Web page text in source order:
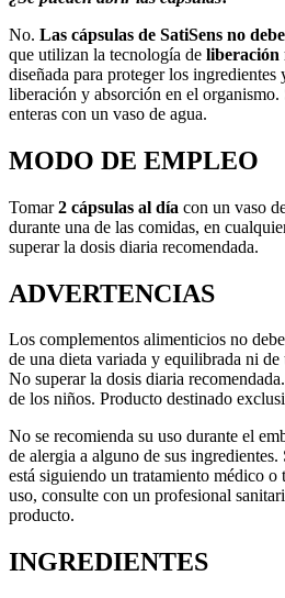
No. Las cápsulas de SatiSens no
que utilizan la tecnología de liberación
diseñada para proteger los ingredientes
liberación y absorción en el organismo.
enteras con un vaso de agua.
MODO DE EMPLEO
Tomar2 cápsulas al día con un vaso
durante una de las comidas, en
superar la dosis diaria recomendada.
ADVERTENCIAS
Los complementos alimenticios no
de una dieta variada y equilibrada ni
No superar la dosis diaria
de los niños. Producto destinado
No se recomienda su uso durante el
de alergia a alguno de sus
está siguiendo un tratamiento médico o
uso, consulte con un profesional
producto.
INGREDIENTES